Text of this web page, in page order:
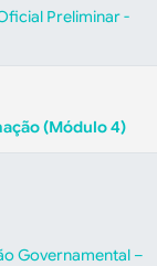
Preliminar -
(Módulo 4)
Governamental –